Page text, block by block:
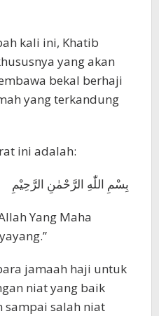
kali ini, Khatib
yang akan
bekal berhaji
yang terkandung
ini adalah:
Yang Maha
jamaah haji untuk
niat yang baik
sampai salah niat